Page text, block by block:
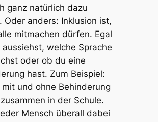
ganz natürlich dazu
Oder anders: Inklusion ist,
mitmachen dürfen. Egal
welche Sprache
oder ob du eine
hast. Zum Beispiel:
und ohne Behinderung
in der Schule.
Mensch überall dabei